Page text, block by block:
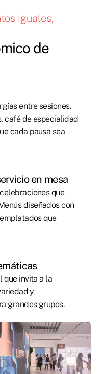
iguales,
de
entre sesiones.
café de especialidad
cada pausa sea
en mesa
que
diseñados con
que
que invita a la
y
grandes grupos.